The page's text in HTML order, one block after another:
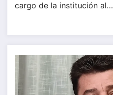
cargo de la institución al…